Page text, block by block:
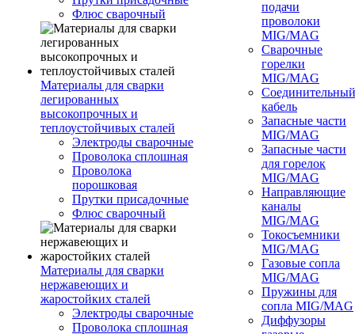
Флюс сварочный
Материалы для сварки
легированных
высокопрочных и
теплоустойчивых сталей
Электроды сварочные
Проволока сплошная
Проволока
порошковая
Прутки присадочные
Флюс сварочный
Материалы для сварки
нержавеющих и
жаростойких сталей
Электроды сварочные
Проволока сплошная
подачи
проволоки
MIG/MAG
Сварочные
горелки
MIG/MAG
Соединительный
кабель
Запасные части
MIG/MAG
Запасные части
для горелок
MIG/MAG
Направляющие
каналы
MIG/MAG
Токосъемники
MIG/MAG
Газовые сопла
MIG/MAG
Пружины для
сопла MIG/MAG
Диффузоры